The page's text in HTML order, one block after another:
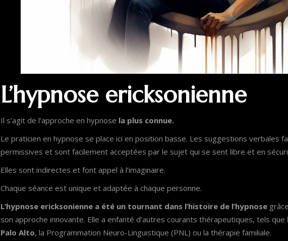
L’hypnose ericksonienne
Il s’agit de l’approche en hypnose la plus connue.
Le praticien en hypnose se place ici en position basse. Les suggestions verbales
permissives et sont facilement acceptées par le sujet qui se sent libre et en
Elles sont indirectes et font appel à l’imaginaire.
Chaque séance est unique et adaptée à chaque personne.
L’hypnose ericksonienne a été un tournant dans l’histoire de l’hypnose
son approche innovante. Elle a enfanté d’autres courants thérapeutiques, tels que
Palo Alto, la Programmation Neuro-Linguistique (PNL) ou la thérapie familiale.